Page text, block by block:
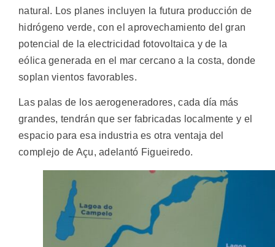
natural. Los planes incluyen la futura producción de
hidrógeno verde, con el aprovechamiento del gran
potencial de la electricidad fotovoltaica y de la
eólica generada en el mar cercano a la costa, donde
soplan vientos favorables.
Las palas de los aerogeneradores, cada día más
grandes, tendrán que ser fabricadas localmente y el
espacio para esa industria es otra ventaja del
complejo de Açu, adelantó Figueiredo.